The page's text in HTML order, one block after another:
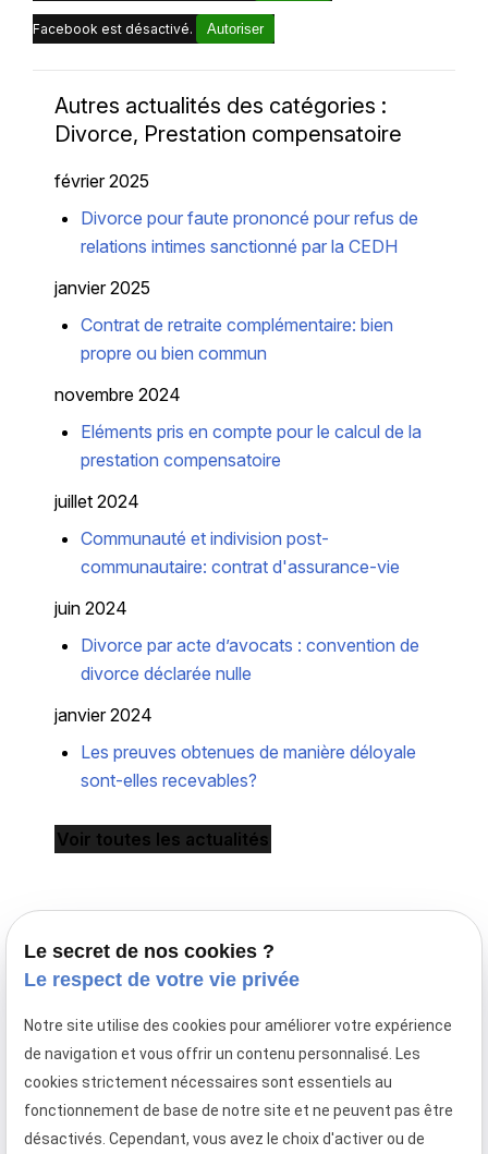
Facebook est désactivé. Autoriser
Autres actualités des catégories :
Divorce, Prestation compensatoire
février 2025
Divorce pour faute prononcé pour refus de
relations intimes sanctionné par la CEDH
janvier 2025
Contrat de retraite complémentaire: bien
propre ou bien commun
novembre 2024
Eléments pris en compte pour le calcul de la
prestation compensatoire
juillet 2024
Communauté et indivision post-
communautaire: contrat d'assurance-vie
juin 2024
Divorce par acte d’avocats : convention de
divorce déclarée nulle
janvier 2024
Les preuves obtenues de manière déloyale
sont-elles recevables?
Voir toutes les actualités
Avocat en droit de la famille à Paris,
le cabinet Maître Laurence MAYER intervient en
France et en droit familial international.
Téléphone Adresse Horaires
Le secret de nos cookies ?
Le respect de votre vie privée
Notre site utilise des cookies pour améliorer votre expérience
de navigation et vous offrir un contenu personnalisé. Les
cookies strictement nécessaires sont essentiels au
fonctionnement de base de notre site et ne peuvent pas être
désactivés. Cependant, vous avez le choix d'activer ou de